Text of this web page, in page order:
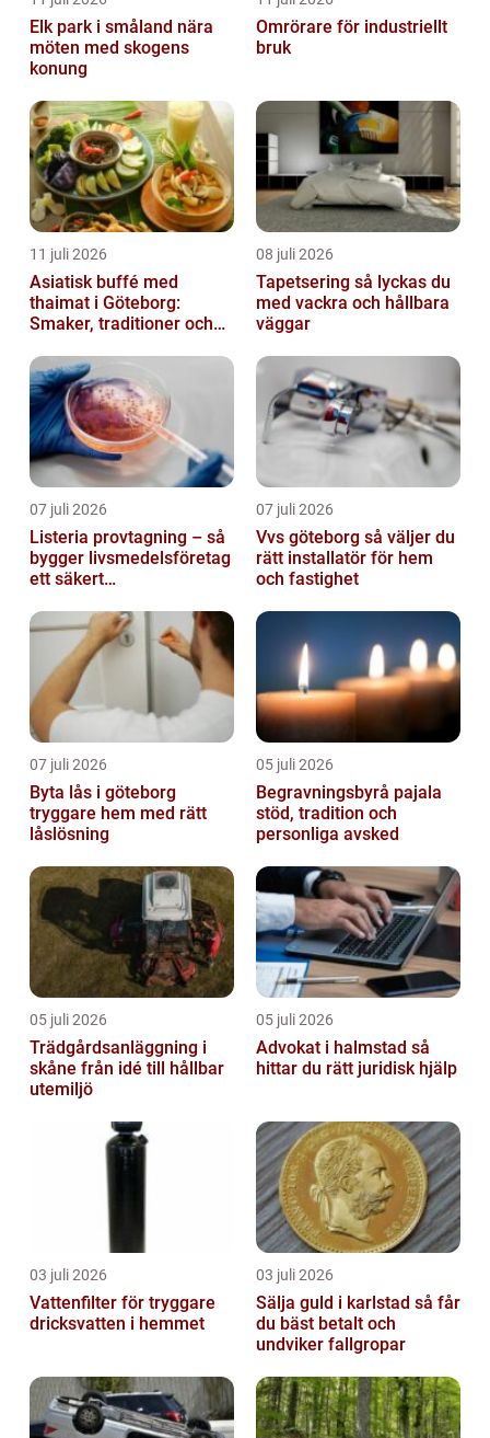
Elk park i småland nära
möten med skogens
konung
Omrörare för industriellt
bruk
11 juli 2026
Asiatisk buffé med
thaimat i Göteborg:
Smaker, traditioner och
08 juli 2026
Tapetsering så lyckas du
med vackra och hållbara
väggar
07 juli 2026
Listeria provtagning – så
bygger livsmedelsföretag
ett säkert
07 juli 2026
Vvs göteborg så väljer du
rätt installatör för hem
och fastighet
07 juli 2026
Byta lås i göteborg
tryggare hem med rätt
låslösning
05 juli 2026
Begravningsbyrå pajala
stöd, tradition och
personliga avsked
05 juli 2026
Trädgårdsanläggning i
skåne från idé till hållbar
utemiljö
05 juli 2026
Advokat i halmstad så
hittar du rätt juridisk hjälp
03 juli 2026
Vattenfilter för tryggare
dricksvatten i hemmet
03 juli 2026
Sälja guld i karlstad så får
du bäst betalt och
undviker fallgropar